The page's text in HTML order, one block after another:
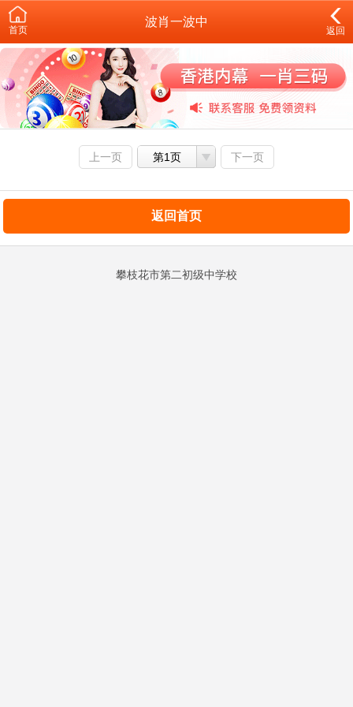
首页
波肖一波中
返回
上一页 第1页 下一页
返回首页
攀枝花市第二初级中学校